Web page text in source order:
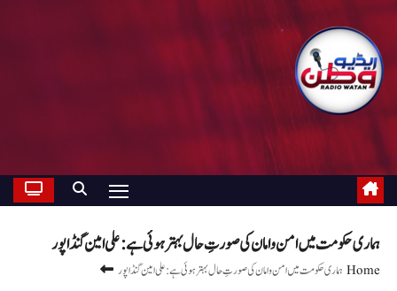
ہماری حکومت میں امن و امان کی صورتِ حال بہتر ہوئی ہے: علی امین گنڈاپور
Homeہماری حکومت میں امن و امان کی صورتِ حال بہتر ہوئی ہے: علی امین گنڈاپور